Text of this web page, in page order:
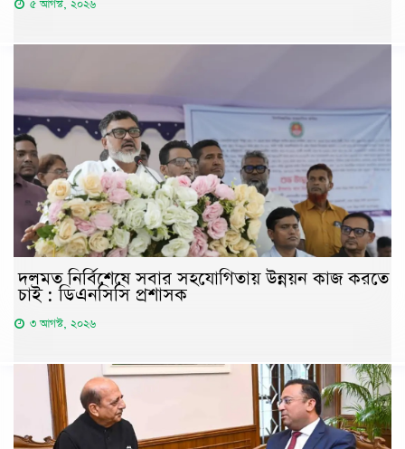
৫ আগস্ট, ২০২৬
দলমত নির্বিশেষে সবার সহযোগিতায় উন্নয়ন কাজ করতে
চাই : ডিএনসিসি প্রশাসক
৩ আগস্ট, ২০২৬